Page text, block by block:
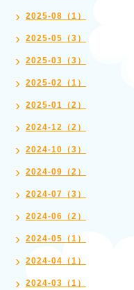
2025-08（1）
2025-05（3）
2025-03（3）
2025-02（1）
2025-01（2）
2024-12（2）
2024-10（3）
2024-09（2）
2024-07（3）
2024-06（2）
2024-05（1）
2024-04（1）
2024-03（1）